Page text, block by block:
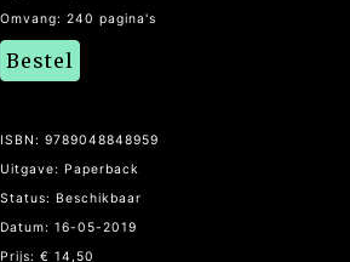
Omvang: 240 pagina's
Bestel
ISBN: 9789048848959
Uitgave: Paperback
Status: Beschikbaar
Datum: 16-05-2019
Prijs: € 14,50